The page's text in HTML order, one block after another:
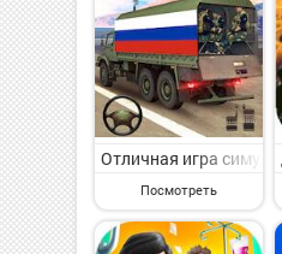
Отличная игра
Посмотреть